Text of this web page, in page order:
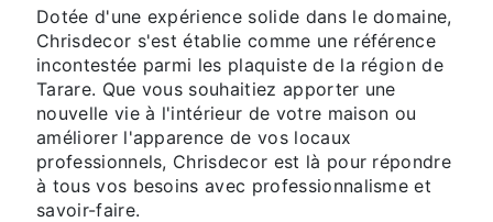
Dotée d'une expérience solide dans le domaine,
Chrisdecor s'est établie comme une référence
incontestée parmi les plaquiste de la région de
Tarare. Que vous souhaitiez apporter une
nouvelle vie à l'intérieur de votre maison ou
améliorer l'apparence de vos locaux
professionnels, Chrisdecor est là pour répondre
à tous vos besoins avec professionnalisme et
savoir-faire.